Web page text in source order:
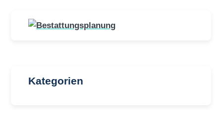
Kategorien